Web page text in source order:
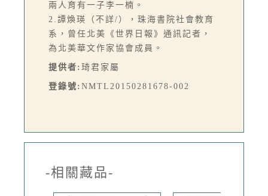
兩人育有一子李一楠。
2.譚煥瑛（不詳/），珠海書院社會教育
系，曾任北美《世界日報》通訊記者，
為北美華文作家協會成員。
提供者: 琦君家屬
登錄號: NMTL20150281678-002
-相關藏品-